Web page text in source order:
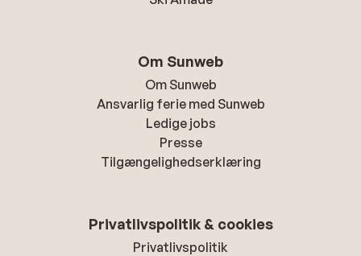
Om Sunweb
Om Sunweb
Ansvarlig ferie med Sunweb
Ledige jobs
Presse
Tilgængelighedserklæring
Privatlivspolitik & cookies
Privatlivspolitik